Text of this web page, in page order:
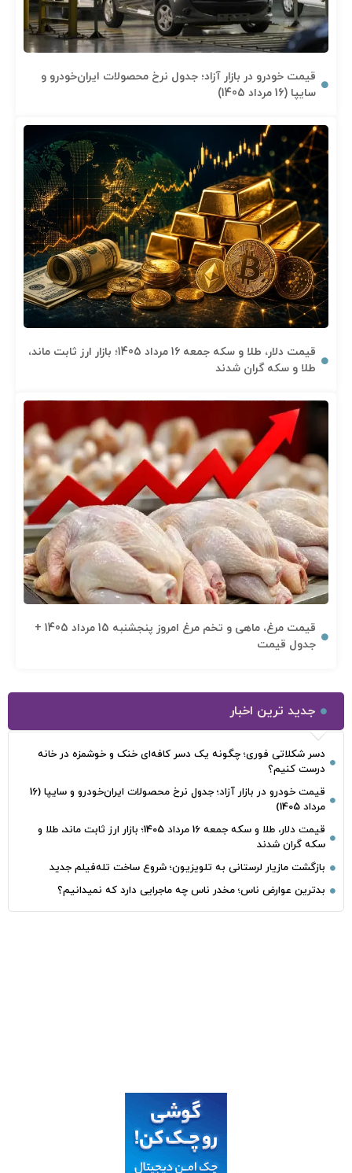
قیمت خودرو در بازار آزاد؛ جدول نرخ محصولات ایران‌خودرو و
سایپا (16 مرداد 1405)
قیمت دلار، طلا و سکه جمعه 16 مرداد 1405؛ بازار ارز ثابت ماند،
طلا و سکه گران شدند
قیمت مرغ، ماهی و تخم مرغ امروز پنجشنبه 15 مرداد 1405 +
جدول قیمت
جدید ترین اخبار
دسر شکلاتی فوری؛ چگونه یک دسر کافه‌ای خنک و خوشمزه در خانه
درست کنیم؟
قیمت خودرو در بازار آزاد؛ جدول نرخ محصولات ایران‌خودرو و سایپا (16
مرداد 1405)
قیمت دلار، طلا و سکه جمعه 16 مرداد 1405؛ بازار ارز ثابت ماند، طلا و
سکه گران شدند
بازگشت مازیار لرستانی به تلویزیون؛ شروع ساخت تله‌فیلم جدید
بدترین عوارض ناس؛ مخدر ناس چه ماجرایی دارد که نمیدانیم؟